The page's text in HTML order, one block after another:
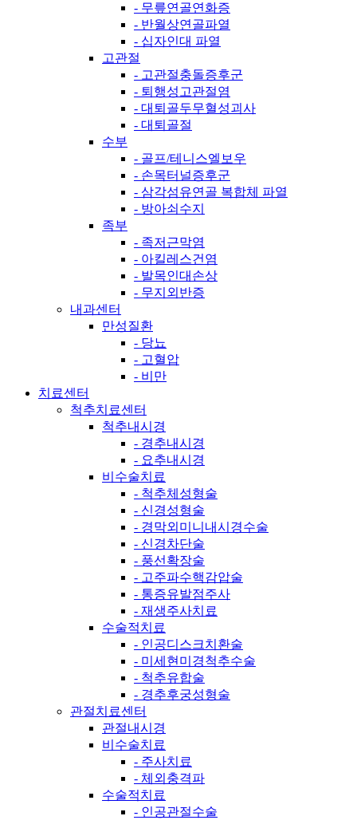
- 무릎연골연화증
- 반월상연골파열
- 십자인대 파열
고관절
- 고관절충돌증후군
- 퇴행성고관절염
- 대퇴골두무혈성괴사
- 대퇴골절
수부
- 골프/테니스엘보우
- 손목터널증후군
- 삼각섬유연골 복합체 파열
- 방아쇠수지
족부
- 족저근막염
- 아킬레스건염
- 발목인대손상
- 무지외반증
내과센터
만성질환
- 당뇨
- 고혈압
- 비만
치료센터
척추치료센터
척추내시경
- 경추내시경
- 요추내시경
비수술치료
- 척추체성형술
- 신경성형술
- 경막외미니내시경수술
- 신경차단술
- 풍선확장술
- 고주파수핵감압술
- 통증유발점주사
- 재생주사치료
수술적치료
- 인공디스크치환술
- 미세현미경척추수술
- 척추유합술
- 경추후궁성형술
관절치료센터
관절내시경
비수술치료
- 주사치료
- 체외충격파
수술적치료
- 인공관절수술